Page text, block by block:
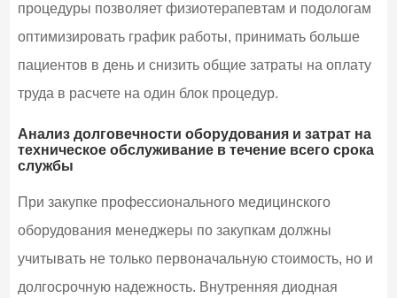
процедуры позволяет физиотерапевтам и подологам
оптимизировать график работы, принимать больше
пациентов в день и снизить общие затраты на оплату
труда в расчете на один блок процедур.
Анализ долговечности оборудования и затрат на
техническое обслуживание в течение всего срока
службы
При закупке профессионального медицинского
оборудования менеджеры по закупкам должны
учитывать не только первоначальную стоимость, но и
долгосрочную надежность. Внутренняя диодная